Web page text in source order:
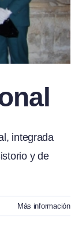
integrada
y de
Más información